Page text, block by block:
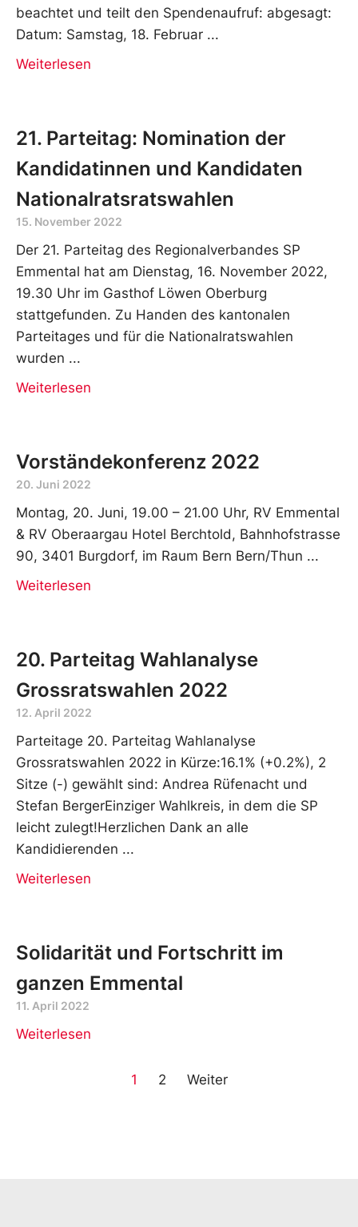
beachtet und teilt den Spendenaufruf: abgesagt:
Datum: Samstag, 18. Februar
Weiterlesen
21. Parteitag: Nomination der
Kandidatinnen und Kandidaten
Nationalratsratswahlen
15. November 2022
Der 21. Parteitag des Regionalverbandes SP
Emmental hat am Dienstag, 16. November 2022,
19.30 Uhr im Gasthof Löwen Oberburg
stattgefunden. Zu Handen des kantonalen
Parteitages und für die Nationalratswahlen
wurden
Weiterlesen
Vorständekonferenz 2022
20. Juni 2022
Montag, 20. Juni, 19.00 – 21.00 Uhr, RV Emmental
& RV Oberaargau Hotel Berchtold, Bahnhofstrasse
90, 3401 Burgdorf, im Raum Bern Bern/Thun
Weiterlesen
20. Parteitag Wahlanalyse
Grossratswahlen 2022
12. April 2022
Parteitage 20. Parteitag Wahlanalyse
Grossratswahlen 2022 in Kürze:16.1% (+0.2%), 2
Sitze (-) gewählt sind: Andrea Rüfenacht und
Stefan BergerEinziger Wahlkreis, in dem die SP
leicht zulegt!Herzlichen Dank an alle
Kandidierenden
Weiterlesen
Solidarität und Fortschritt im
ganzen Emmental
11. April 2022
Weiterlesen
1 2 Weiter